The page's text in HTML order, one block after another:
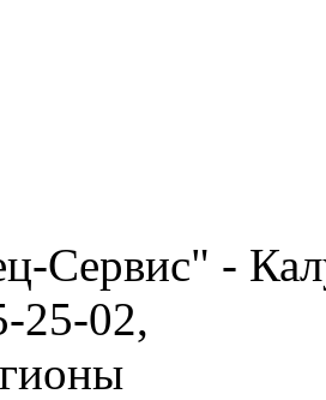
Сервис" -
25-02,